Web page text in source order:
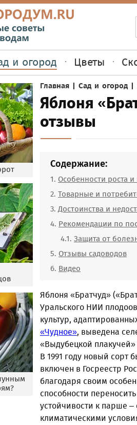
и огород Цветы
Главная | Сад и огород |
Яблоня
отзывы
Содержание:
Особенности роста
Товарные и
Достоинства и
Рекомендации по
Защита от
Отзывы садоводов
Видео
Яблоня «Братчуд»
Уральского НИИ
культур,
«Чудное», выведена
«Выдубецкой плакучей»
В 1991 году новый сорт
включен в Госреестр
благодаря своим
способности
устойчивости к парше
климатическими